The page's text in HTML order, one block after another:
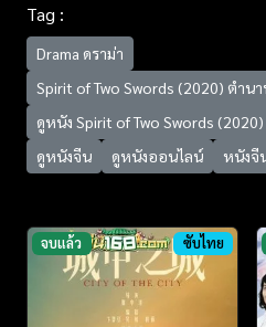
Tag :
Drama ดราม่า
Spirit of Two Swords (2020) ตำนา
ดูหนัง Spirit of Two Swords
ดูหนังจีน
ดูหนังออนไลน์ หนังจี
จบแล้ว ซับไทย